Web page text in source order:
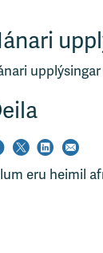
eru heimil